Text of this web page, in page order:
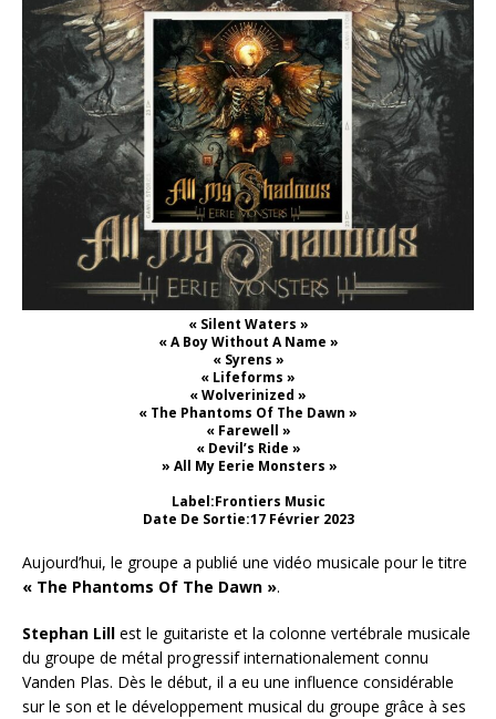
« Silent Waters »
« A Boy Without A Name »
« Syrens »
« Lifeforms »
« Wolverinized »
« The Phantoms Of The Dawn »
« Farewell »
« Devil’s Ride »
» All My Eerie Monsters »
Label:Frontiers Music
Date De Sortie:17 Février 2023
Aujourd’hui, le groupe a publié une vidéo musicale pour le titre
« The Phantoms Of The Dawn ».
Stephan Lill est le guitariste et la colonne vertébrale musicale
du groupe de métal progressif internationalement connu
Vanden Plas. Dès le début, il a eu une influence considérable
sur le son et le développement musical du groupe grâce à ses